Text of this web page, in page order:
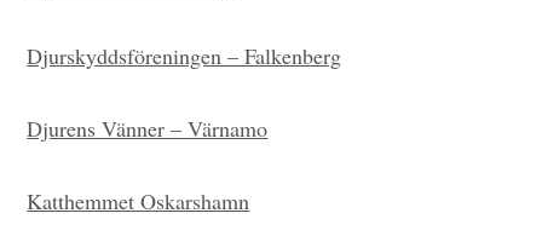
Djurskyddsföreningen – Falkenberg
Djurens Vänner – Värnamo
Katthemmet Oskarshamn